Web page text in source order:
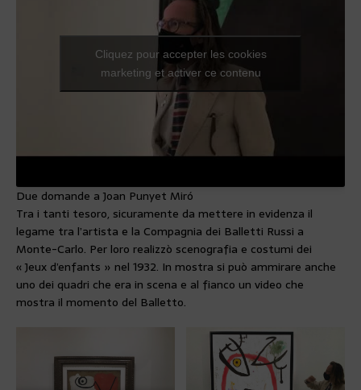
Cliquez pour accepter les cookies
marketing et activer ce contenu
Due domande a Joan Punyet Miró
Tra i tanti tesoro, sicuramente da mettere in evidenza il
legame tra l’artista e la Compagnia dei Balletti Russi a
Monte-Carlo. Per loro realizzò scenografia e costumi dei
« Jeux d’enfants » nel 1932. In mostra si può ammirare anche
uno dei quadri che era in scena e al fianco un video che
mostra il momento del Balletto.